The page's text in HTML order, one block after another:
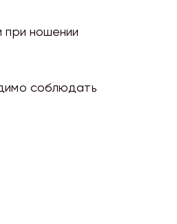
при ношении
соблюдать